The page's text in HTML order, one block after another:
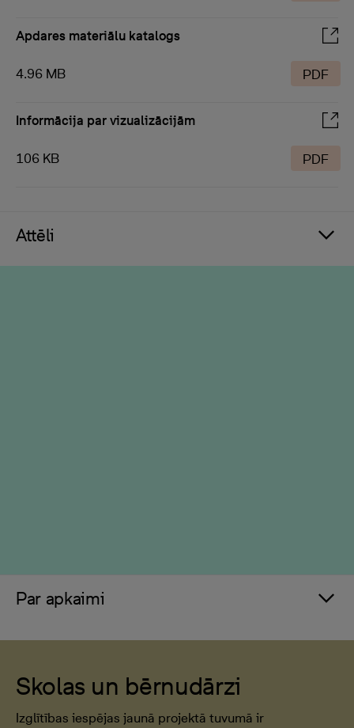
Apdares materiālu katalogs
4.96 MB PDF
Informācija par vizualizācijām
106 KB PDF
Attēli
Par apkaimi
Skolas un bērnudārzi
Izglītības iespējas jaunā projektā tuvumā ir